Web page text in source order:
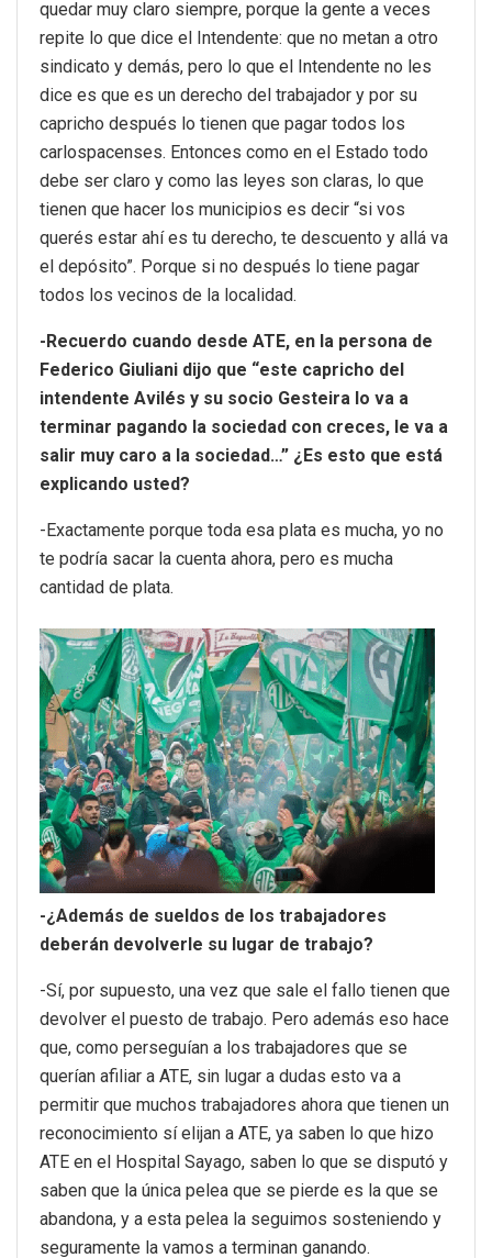
quedar muy claro siempre, porque la gente a veces
repite lo que dice el Intendente: que no metan a otro
sindicato y demás, pero lo que el Intendente no les
dice es que es un derecho del trabajador y por su
capricho después lo tienen que pagar todos los
carlospacenses. Entonces como en el Estado todo
debe ser claro y como las leyes son claras, lo que
tienen que hacer los municipios es decir “si vos
querés estar ahí es tu derecho, te descuento y allá va
el depósito”. Porque si no después lo tiene pagar
todos los vecinos de la localidad.
-Recuerdo cuando desde ATE, en la persona de
Federico Giuliani dijo que “este capricho del
intendente Avilés y su socio Gesteira lo va a
terminar pagando la sociedad con creces, le va a
salir muy caro a la sociedad…” ¿Es esto que está
explicando usted?
-Exactamente porque toda esa plata es mucha, yo no
te podría sacar la cuenta ahora, pero es mucha
cantidad de plata.
-¿Además de sueldos de los trabajadores
deberán devolverle su lugar de trabajo?
-Sí, por supuesto, una vez que sale el fallo tienen que
devolver el puesto de trabajo. Pero además eso hace
que, como perseguían a los trabajadores que se
querían afiliar a ATE, sin lugar a dudas esto va a
permitir que muchos trabajadores ahora que tienen un
reconocimiento sí elijan a ATE, ya saben lo que hizo
ATE en el Hospital Sayago, saben lo que se disputó y
saben que la única pelea que se pierde es la que se
abandona, y a esta pelea la seguimos sosteniendo y
seguramente la vamos a terminan ganando.